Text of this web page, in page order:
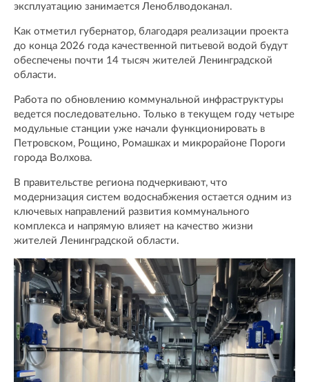
эксплуатацию занимается Леноблводоканал.
Как отметил губернатор, благодаря реализации проекта
до конца 2026 года качественной питьевой водой будут
обеспечены почти 14 тысяч жителей Ленинградской
области.
Работа по обновлению коммунальной инфраструктуры
ведется последовательно. Только в текущем году четыре
модульные станции уже начали функционировать в
Петровском, Рощино, Ромашках и микрорайоне Пороги
города Волхова.
В правительстве региона подчеркивают, что
модернизация систем водоснабжения остается одним из
ключевых направлений развития коммунального
комплекса и напрямую влияет на качество жизни
жителей Ленинградской области.